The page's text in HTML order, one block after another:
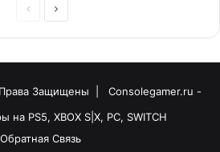
Защищены |
Consolegamer.ru -
на PS5, XBOX S|X, PC, SWITCH
Обратная Связь